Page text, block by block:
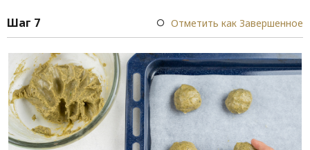
Шаг 7 Отметить как Завершенное